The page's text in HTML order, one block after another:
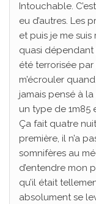
Intouchable.
eu d’autres. Les
et puis je me
quasi dépendant
été terrorisée par
m’écrouler
jamais pensé à
un type de 1m85
Ça fait quatre
première, il n’a
somnifères au
d’entendre mon
qu’il était
absolument se